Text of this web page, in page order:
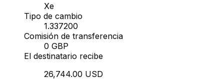
Xe
Tipo de cambio
1.337200
Comisión de transferencia
0 GBP
El destinatario recibe
26,744.00 USD